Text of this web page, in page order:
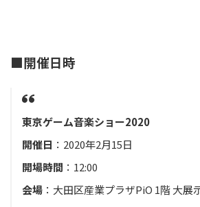
■開催日時
東京ゲーム音楽ショー2020
開催日 ：2020年2月15日
開場時間 ：12:00
会場 ：大田区産業プラザPiO 1階 大展